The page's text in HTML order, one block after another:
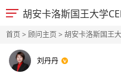
胡安卡洛斯国王大学
首页> 顾问主页> 胡安卡洛斯国王
刘丹丹